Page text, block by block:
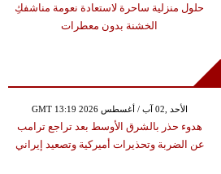
حلول منزلية ساحرة لاستعادة نعومة مناشفكِ
الخشنة بدون معطرات
GMT 13:19 2026 الأحد ,02 آب / أغسطس
هدوء حذر بالشرق الأوسط بعد تراجع ترامب
عن الضربة وتحذيرات أميركية وتصعيد إيراني